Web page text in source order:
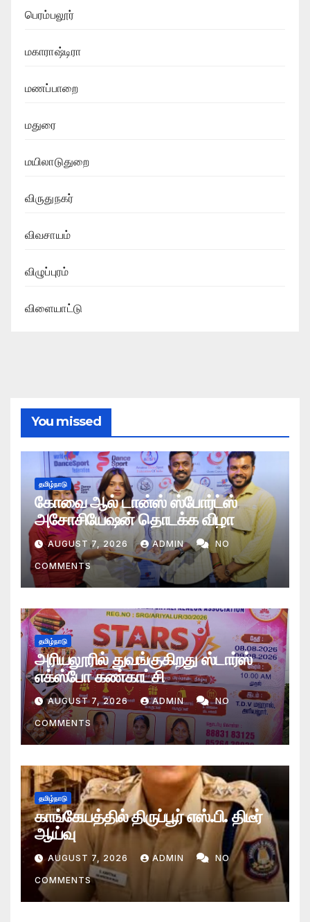
பெரம்பலூர்
மகாராஷ்டிரா
மணப்பாறை
மதுரை
மயிலாடுதுறை
விருதுநகர்
விவசாயம்
விழுப்புரம்
விளையாட்டு
You missed
தமிழ்நாடு
கோவை ஆல் டான்ஸ் ஸ்போர்ட்ஸ்
அசோசியேஷன் தொடக்க விழா
AUGUST 7, 2026 ADMIN NO
COMMENTS
தமிழ்நாடு
அரியலூரில் துவங்குகிறது ஸ்டார்ஸ்
எக்ஸ்போ கண்காட்சி
AUGUST 7, 2026 ADMIN NO
COMMENTS
தமிழ்நாடு
காங்கேயத்தில் திருப்பூர் எஸ்.பி. திடீர்
ஆய்வு
AUGUST 7, 2026 ADMIN NO
COMMENTS